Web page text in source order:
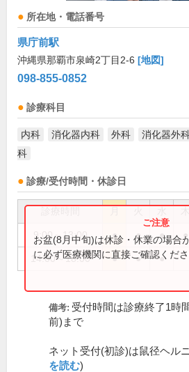
所在地・電話番号
県庁前駅
沖縄県那覇市泉崎2丁目2-6 [地図]
098-855-0852
診療科目
内科 消化器内科 外科 消化器外
科
診療/受付時間・休診日
9:00～13:00 ● ● ● ●
14:00～18:00 ● ● ●
お盆(8月中旬)は休診・休業の場合
に必ず医療機関に直接ご確認くださ
備考: 受付時間は診療終了1時
前)まで
ネット受付(初診)は鼠径ヘル
を読む)